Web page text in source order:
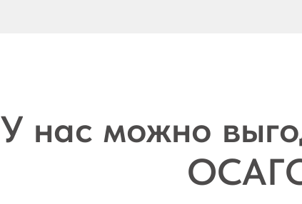
У нас можно